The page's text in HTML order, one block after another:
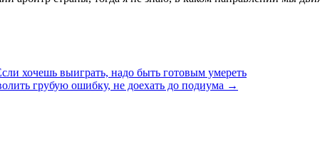
хочешь выиграть, надо быть готовым умереть
грубую ошибку, не доехать до подиума →